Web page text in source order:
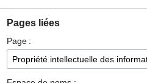
navigation
recherche
Pages liées
Page :